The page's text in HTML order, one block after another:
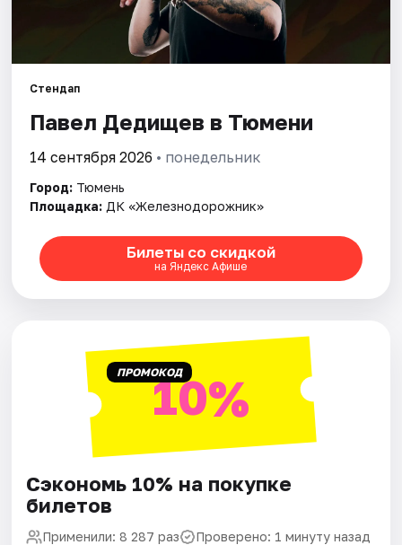
Города
Площадки
Артисты
Рейтинги
Стендап
Павел Дедищев в Тюмени
14 сентября 2026 • понедельник
Город: Тюмень
Площадка: ДК «Железнодорожник»
Билеты со скидкой
на Яндекс Афише
ПРОМОКОД10%
Сэкономь 10% на покупке
билетов
Применили: 8 287 раз Проверено: 1 минуту назад